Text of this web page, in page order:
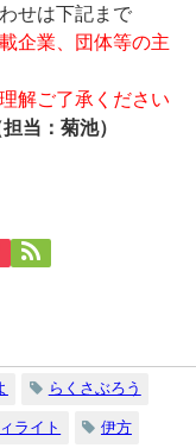
せは下記まで
企業、団体等の主
解ご了承ください
当：菊池）
らくさぶろう
ライト 伊方